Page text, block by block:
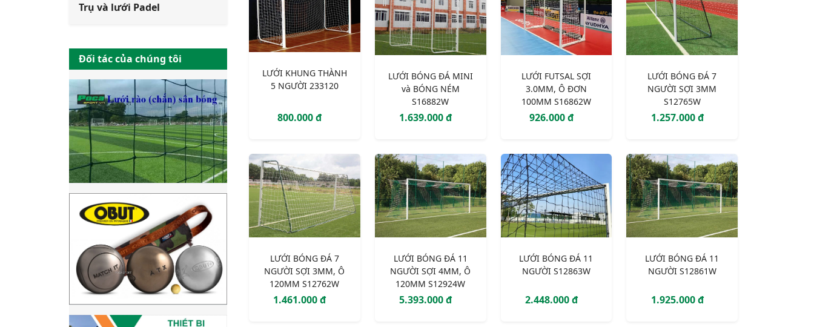
Trụ và lưới Padel
Đối tác của chúng tôi
LƯỚI KHUNG THÀNH
5 NGƯỜI 233120
800.000 đ
LƯỚI BÓNG ĐÁ MINI
và BÓNG NÉM
S16882W
1.639.000 đ
LƯỚI FUTSAL SỢI
3.0MM, Ô ĐƠN
100MM S16862W
926.000 đ
LƯỚI BÓNG ĐÁ 7
NGƯỜI SỢI 3MM
S12765W
1.257.000 đ
LƯỚI BÓNG ĐÁ 7
NGƯỜI SỢI 3MM, Ô
120MM S12762W
1.461.000 đ
LƯỚI BÓNG ĐÁ 11
NGƯỜI SỢI 4MM, Ô
120MM S12924W
5.393.000 đ
LƯỚI BÓNG ĐÁ 11
NGƯỜI S12863W
2.448.000 đ
LƯỚI BÓNG ĐÁ 11
NGƯỜI S12861W
1.925.000 đ